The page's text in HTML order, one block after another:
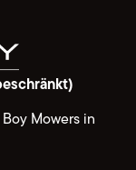
Mowers in